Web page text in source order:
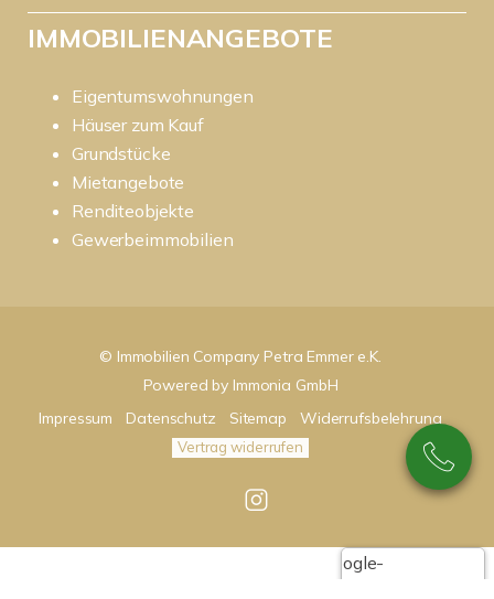
IMMOBILIENANGEBOTE
Eigentumswohnungen
Häuser zum Kauf
Grundstücke
Mietangebote
Renditeobjekte
Gewerbeimmobilien
© Immobilien Company Petra Emmer e.K.
Powered by Immonia GmbH
Impressum
Datenschutz Sitemap Widerrufsbelehrung
Vertrag widerrufen
Google-